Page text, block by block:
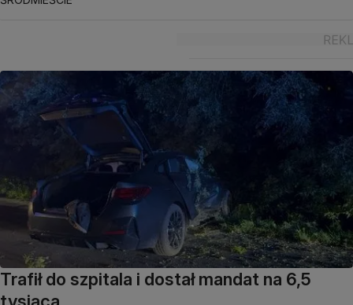
Trafił do szpitala i dostał mandat na 6,5
tysiąca